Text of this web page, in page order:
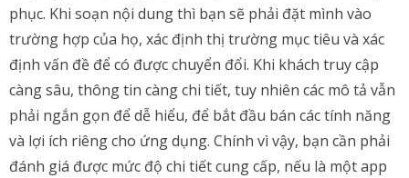
phục. Khi soạn nội dung thì bạn sẽ phải đặt mình vào
trường hợp của họ, xác định thị trường mục tiêu và xác
định vấn đề để có được chuyển đổi. Khi khách truy cập
càng sâu, thông tin càng chi tiết, tuy nhiên các mô tả vẫn
phải ngắn gọn để dễ hiểu, để bắt đầu bán các tính năng
và lợi ích riêng cho ứng dụng. Chính vì vậy, bạn cần phải
đánh giá được mức độ chi tiết cung cấp, nếu là một app